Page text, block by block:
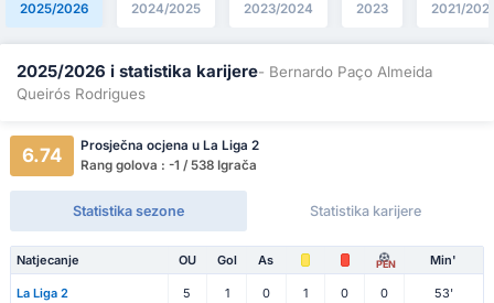
2025/2026 2024/2025 2023/2024 2023 2021/
2025/2026 i statistika karijere- Bernardo Paço Almeida
Queirós Rodrigues
6.74
Prosječna ocjena u La Liga 2
Rang golova : -1 / 538 Igrača
Statistika sezone Statistika karijere
Natjecanje OU Gol As PEN Min'
La Liga 2 5 1 0 1 0 0 53'